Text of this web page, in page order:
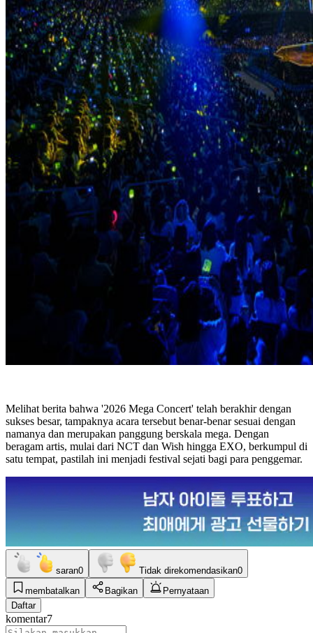
Melihat berita bahwa '2026 Mega Concert' telah berakhir dengan
sukses besar, tampaknya acara tersebut benar-benar sesuai dengan
namanya dan merupakan panggung berskala mega. Dengan
beragam artis, mulai dari NCT dan Wish hingga EXO, berkumpul di
satu tempat, pastilah ini menjadi festival sejati bagi para penggemar.
saran0 Tidak direkomendasikan0
membatalkan
Bagikan
Pernyataan
Daftar
komentar7